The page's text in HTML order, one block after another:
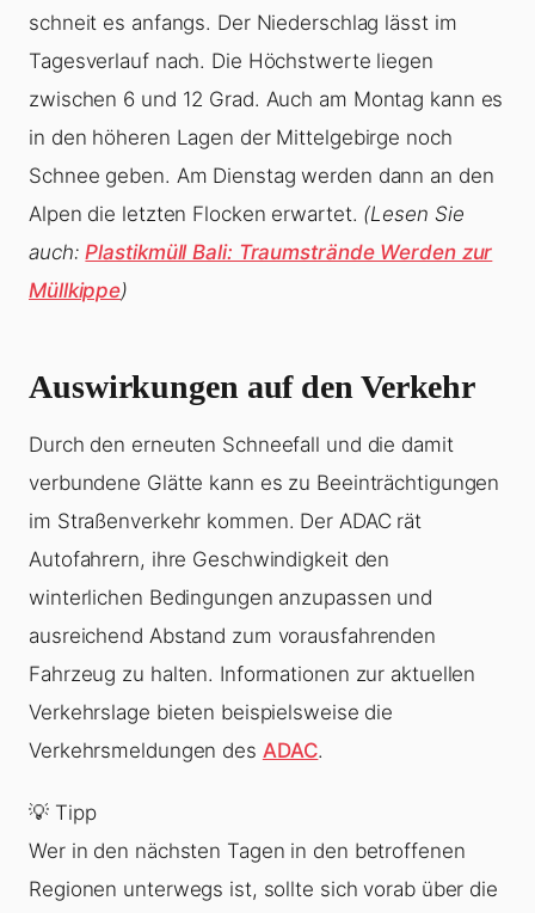
schneit es anfangs. Der Niederschlag lässt im
Tagesverlauf nach. Die Höchstwerte liegen
zwischen 6 und 12 Grad. Auch am Montag kann es
in den höheren Lagen der Mittelgebirge noch
Schnee geben. Am Dienstag werden dann an den
Alpen die letzten Flocken erwartet. (Lesen Sie
auch:Plastikmüll Bali: Traumstrände Werden zur
Müllkippe)
Auswirkungen auf den Verkehr
Durch den erneuten Schneefall und die damit
verbundene Glätte kann es zu Beeinträchtigungen
im Straßenverkehr kommen. Der ADAC rät
Autofahrern, ihre Geschwindigkeit den
winterlichen Bedingungen anzupassen und
ausreichend Abstand zum vorausfahrenden
Fahrzeug zu halten. Informationen zur aktuellen
Verkehrslage bieten beispielsweise die
Verkehrsmeldungen des ADAC.
💡 Tipp
Wer in den nächsten Tagen in den betroffenen
Regionen unterwegs ist, sollte sich vorab über die